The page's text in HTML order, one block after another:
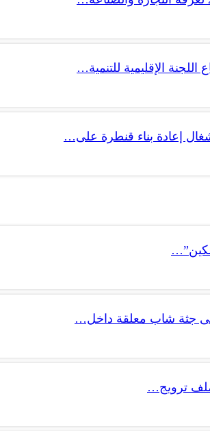
الإقليمية للتنمية…
إعادة بناء قنطرة على…
جثة شاب معلقة داخل…
ترويج…